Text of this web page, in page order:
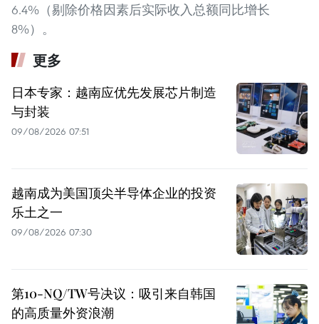
6.4%（剔除价格因素后实际收入总额同比增长
8%）。
更多
日本专家：越南应优先发展芯片制造
与封装
09/08/2026 07:51
越南成为美国顶尖半导体企业的投资
乐土之一
09/08/2026 07:30
第10-NQ/TW号决议：吸引来自韩国
的高质量外资浪潮